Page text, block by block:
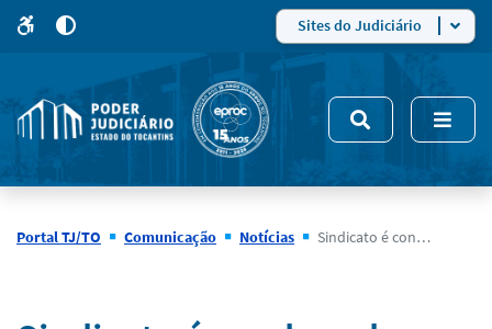
site
5
modo
de
alto
Sites do Judiciário
Portal TJ/TO Comunicação Notícias Sindicato é condenado a indenizar dona de lote em que construiu sede em mais de R$ 94 mil e mantém propriedade do terreno